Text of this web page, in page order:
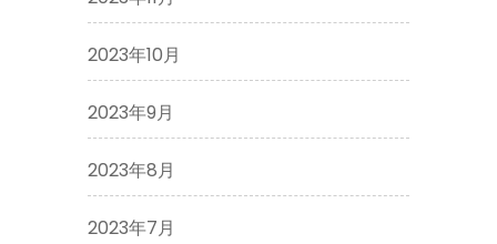
2023年10月
2023年9月
2023年8月
2023年7月